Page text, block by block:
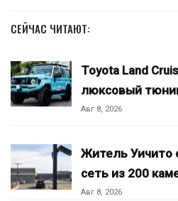
СЕЙЧАС ЧИТАЮТ:
Toyota Land
люксовый
Авг 8, 2026
Житель Уичито
сеть из 200
Авг 8, 2026